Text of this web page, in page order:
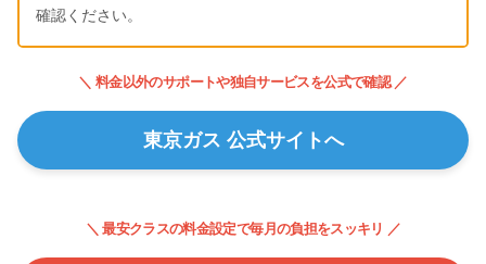
確認ください。
＼ 料金以外のサポートや独自サービスを公式で確認 ／
東京ガス 公式サイトへ
＼ 最安クラスの料金設定で毎月の負担をスッキリ ／